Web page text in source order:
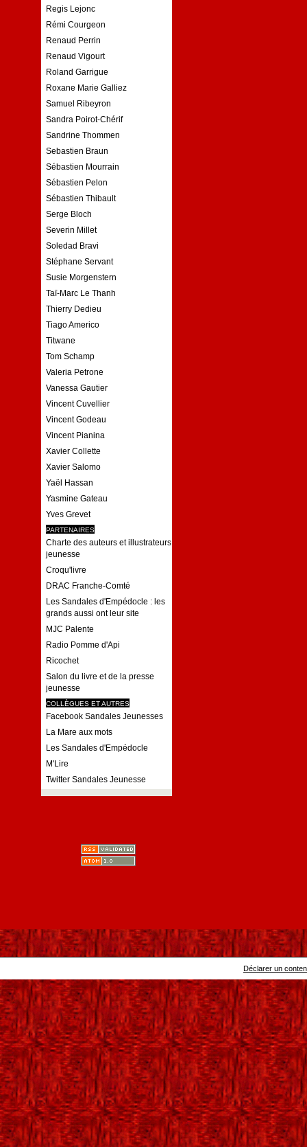
Regis Lejonc
Rémi Courgeon
Renaud Perrin
Renaud Vigourt
Roland Garrigue
Roxane Marie Galliez
Samuel Ribeyron
Sandra Poirot-Chérif
Sandrine Thommen
Sebastien Braun
Sébastien Mourrain
Sébastien Pelon
Sébastien Thibault
Serge Bloch
Severin Millet
Soledad Bravi
Stéphane Servant
Susie Morgenstern
Taï-Marc Le Thanh
Thierry Dedieu
Tiago Americo
Titwane
Tom Schamp
Valeria Petrone
Vanessa Gautier
Vincent Cuvellier
Vincent Godeau
Vincent Pianina
Xavier Collette
Xavier Salomo
Yaël Hassan
Yasmine Gateau
Yves Grevet
PARTENAIRES
Charte des auteurs et illustrateurs
jeunesse
Croqu'livre
DRAC Franche-Comté
Les Sandales d'Empédocle : les
grands aussi ont leur site
MJC Palente
Radio Pomme d'Api
Ricochet
Salon du livre et de la presse
jeunesse
COLLÈGUES ET AUTRES
Facebook Sandales Jeunesses
La Mare aux mots
Les Sandales d'Empédocle
M'Lire
Twitter Sandales Jeunesse
Déclarer un